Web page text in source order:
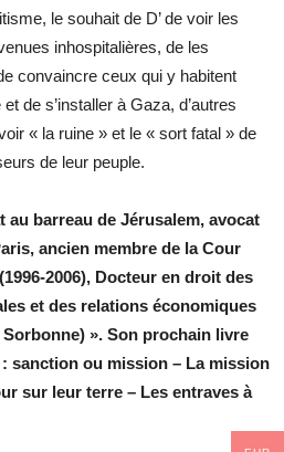
le souhait de D’ de voir les
inhospitalières, de les
convaincre ceux qui y habitent
de s’installer à Gaza, d’autres
« la ruine » et le « sort fatal » de
de leur peuple.
au barreau de Jérusalem, avocat
ancien membre de la Cour
2006), Docteur en droit des
et des relations économiques
». Son prochain livre
sanction ou mission – La mission
sur leur terre – Les entraves à